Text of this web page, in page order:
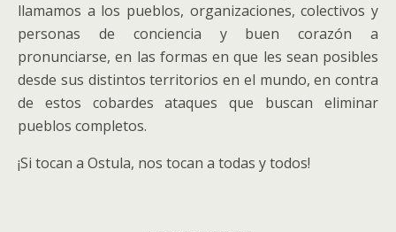
llamamos a los pueblos, organizaciones, colectivos y
personas de conciencia y buen corazón a
pronunciarse, en las formas en que les sean posibles
desde sus distintos territorios en el mundo, en contra
de estos cobardes ataques que buscan eliminar
pueblos completos.
¡Si tocan a Ostula, nos tocan a todas y todos!